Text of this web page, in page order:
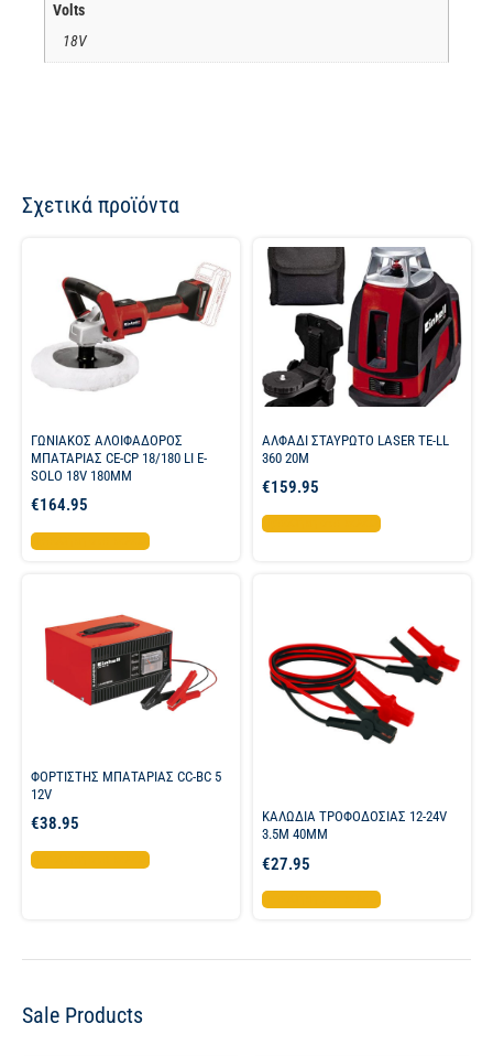
Volts
18V
Σχετικά προϊόντα
ΓΩΝΙΑΚΟΣ ΑΛΟΙΦΑΔΟΡΟΣ
ΜΠΑΤΑΡΙΑΣ CE-CP 18/180 LI E-
SOLO 18V 180MM
€164.95
Προσθήκη στο καλάθι
ΑΛΦΑΔΙ ΣΤΑΥΡΩΤΟ LASER TE-LL
360 20M
€159.95
Προσθήκη στο καλάθι
ΦΟΡΤΙΣΤΗΣ ΜΠΑΤΑΡΙΑΣ CC-BC 5
12V
€38.95
Προσθήκη στο καλάθι
ΚΑΛΩΔΙΑ ΤΡΟΦΟΔΟΣΙΑΣ 12-24V
3.5M 40MM
€27.95
Προσθήκη στο καλάθι
Sale Products